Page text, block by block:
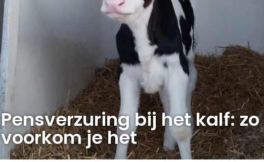
Pensverzuring bij het kalf: zo
voorkom je het